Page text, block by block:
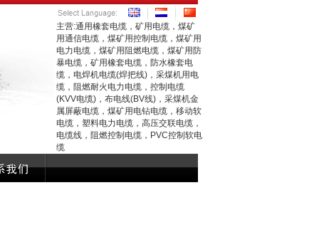
主营:通用橡套电缆，矿用电缆，煤矿
用通信电缆，煤矿用控制电缆，煤矿用
电力电缆，煤矿用阻燃电缆，煤矿用防
暴电缆，矿用橡套电缆，防水橡套电
缆，电焊机电缆(焊把线)，采煤机用电
缆，阻燃耐火电力电缆，控制电缆
(KVV电缆)，布电线(BV线)，采煤机金
属屏蔽电缆，煤矿用电钻电缆，移动软
电缆，塑料电力电缆，高压交联电缆，
电缆线，阻燃控制电缆，PVC控制软电
缆